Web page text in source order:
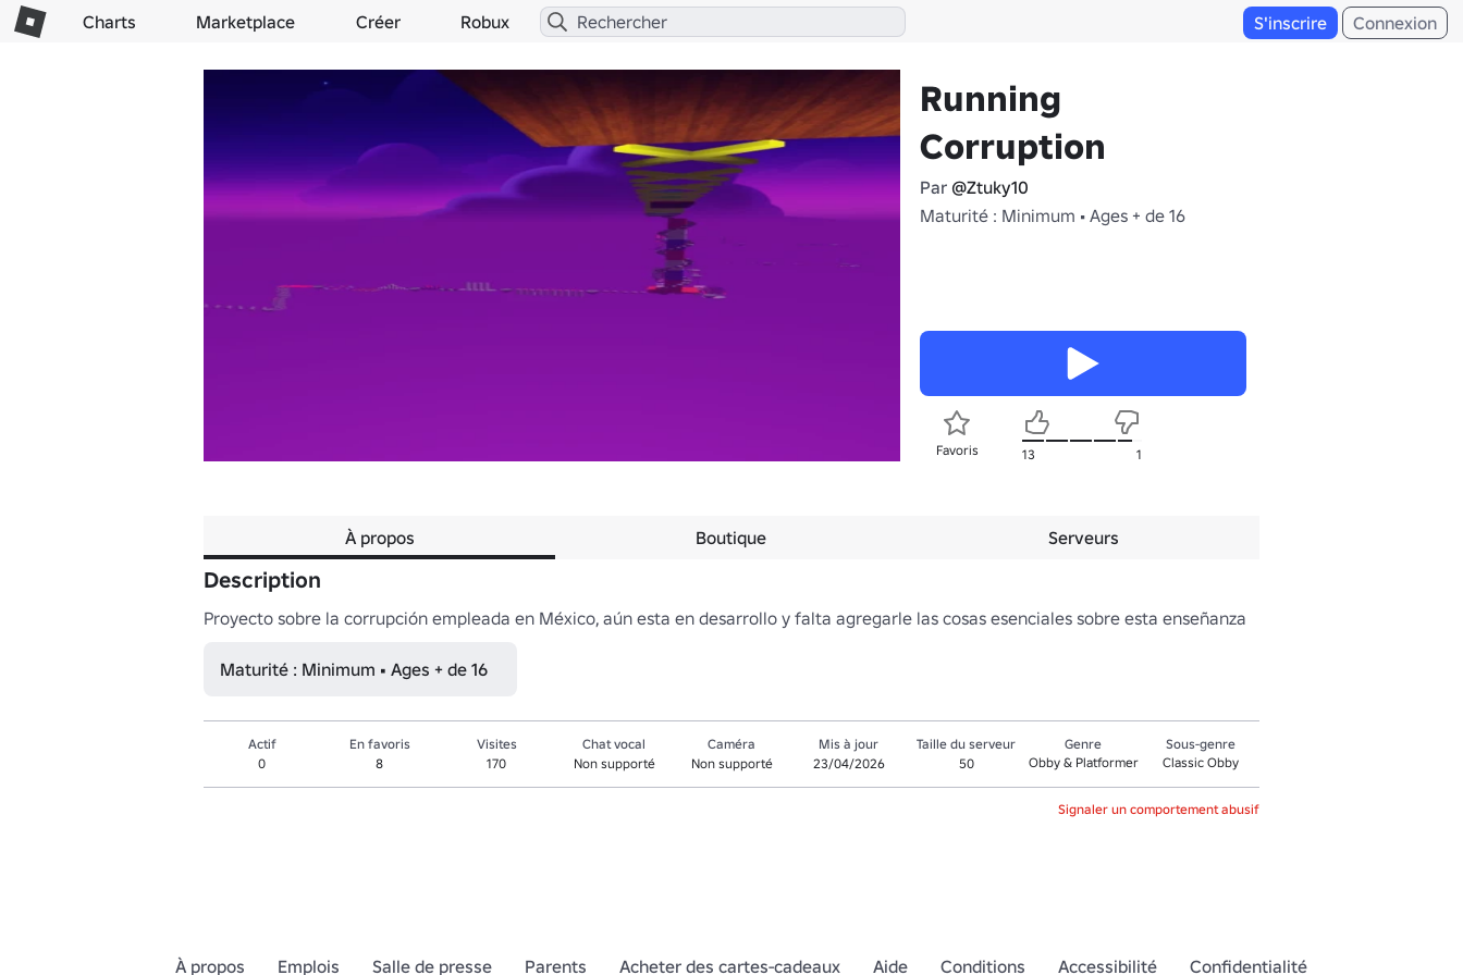
Charts Marketplace Créer Robux S'inscrire Connexion
Running
Corruption
Par @Ztuky10
Maturité : Minimum • Ages + de 16
Favoris 13 1
À propos Boutique Serveurs
Description
Proyecto sobre la corrupción empleada en México, aún esta en desarrollo y falta agregarle las cosas esenciales sobre esta enseñanza
Maturité : Minimum • Ages + de 16
Actif
0
En favoris
8
Visites
170
Chat vocal
Non supporté
Caméra
Non supporté
Mis à jour
23/04/2026
Taille du serveur
50
Genre
Obby & Platformer
Sous-genre
Classic Obby
Signaler un comportement abusif
À propos Emplois Salle de presse Parents Acheter des cartes-cadeaux Aide Conditions Accessibilité Confidentialité